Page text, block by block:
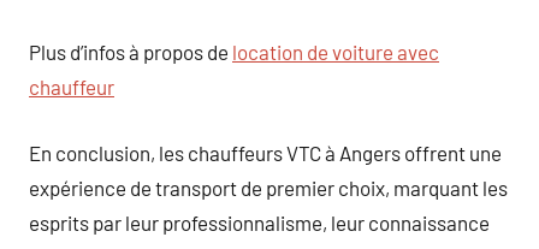
Plus d’infos à propos de location de voiture avec
chauffeur
En conclusion, les chauffeurs VTC à Angers offrent une
expérience de transport de premier choix, marquant les
esprits par leur professionnalisme, leur connaissance